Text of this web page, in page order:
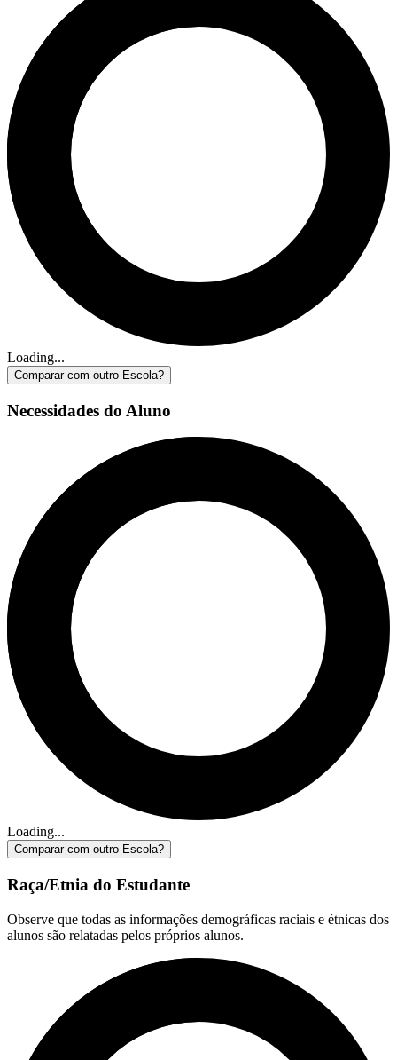
Loading...
Comparar com outro Escola?
Necessidades do Aluno
Loading...
Comparar com outro Escola?
Raça/Etnia do Estudante
Observe que todas as informações demográficas raciais e étnicas dos
alunos são relatadas pelos próprios alunos.